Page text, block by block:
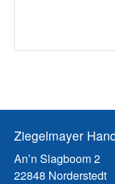
Ziegelmayer
An’n Slagboom 2
22848 Norderstedt